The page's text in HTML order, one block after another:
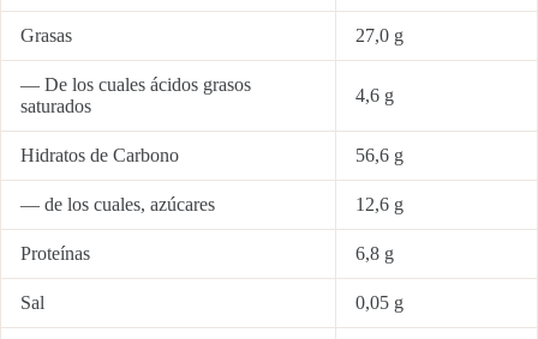
Grasas 27,0 g
— De los cuales ácidos grasos
saturados
4,6 g
Hidratos de Carbono 56,6 g
— de los cuales, azúcares 12,6 g
Proteínas 6,8 g
Sal 0,05 g